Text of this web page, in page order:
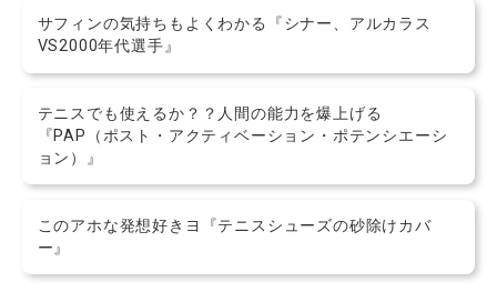
サフィンの気持ちもよくわかる『シナー、アルカラス
VS2000年代選手』
テニスでも使えるか？？人間の能力を爆上げる
『PAP（ポスト・アクティベーション・ポテンシエーシ
ョン）』
このアホな発想好きヨ『テニスシューズの砂除けカバ
ー』